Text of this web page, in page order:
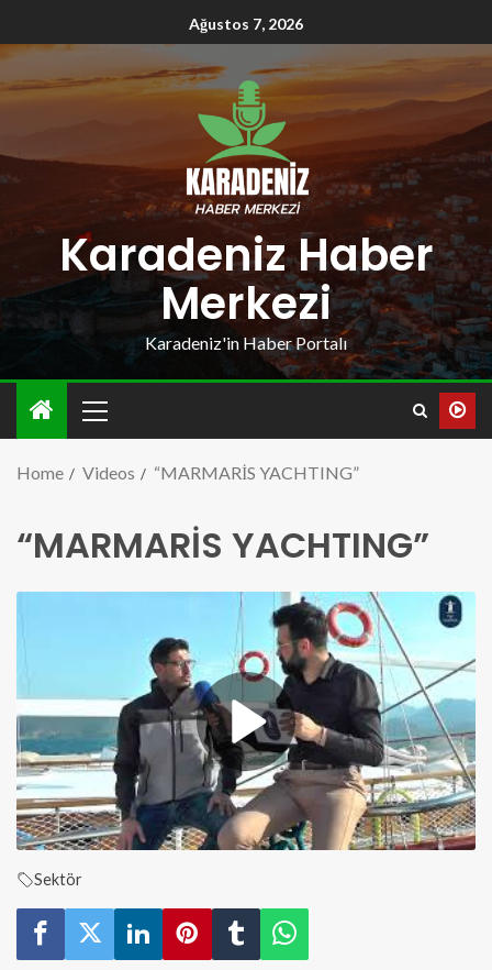
Ağustos 7, 2026
Karadeniz Haber
Merkezi
Karadeniz'in Haber Portalı
Home Videos “MARMARİS YACHTING”
“MARMARİS YACHTING”
Sektör